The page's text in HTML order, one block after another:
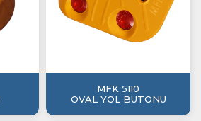
MFK 5110
OVAL YOL BUTONU